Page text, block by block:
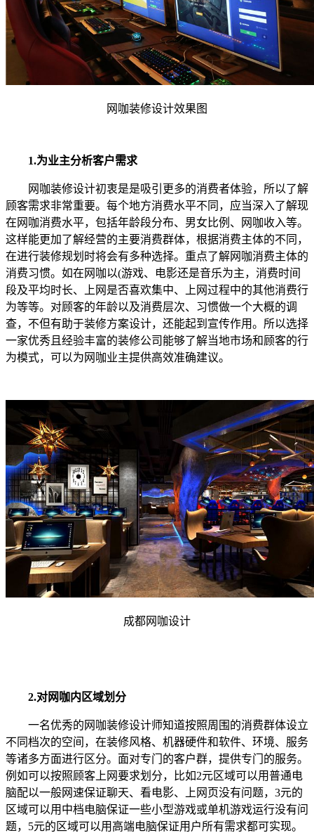
网咖装修设计效果图
1.为业主分析客户需求
网咖装修设计初衷是是吸引更多的消费者体验，所以了解
顾客需求非常重要。每个地方消费水平不同，应当深入了解现
在网咖消费水平，包括年龄段分布、男女比例、网咖收入等。
这样能更加了解经营的主要消费群体，根据消费主体的不同，
在进行装修规划时将会有多种选择。重点了解网咖消费主体的
消费习惯。如在网咖以(游戏、电影还是音乐为主，消费时间
段及平均时长、上网是否喜欢集中、上网过程中的其他消费行
为等等。对顾客的年龄以及消费层次、习惯做一个大概的调
查，不但有助于装修方案设计，还能起到宣传作用。所以选择
一家优秀且经验丰富的装修公司能够了解当地市场和顾客的行
为模式，可以为网咖业主提供高效准确建议。
成都网咖设计
2.对网咖内区域划分
一名优秀的网咖装修设计师知道按照周围的消费群体设立
不同档次的空间，在装修风格、机器硬件和软件、环境、服务
等诸多方面进行区分。面对专门的客户群，提供专门的服务。
例如可以按照顾客上网要求划分，比如2元区域可以用普通电
脑配以一般网速保证聊天、看电影、上网页没有问题，3元的
区域可以用中档电脑保证一些小型游戏或单机游戏运行没有问
题，5元的区域可以用高端电脑保证用户所有需求都可实现。